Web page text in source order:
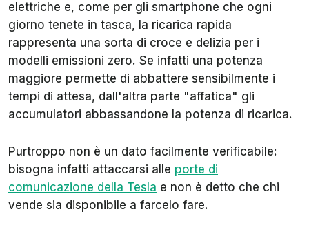
elettriche e, come per gli smartphone che ogni
giorno tenete in tasca, la ricarica rapida
rappresenta una sorta di croce e delizia per i
modelli emissioni zero. Se infatti una potenza
maggiore permette di abbattere sensibilmente i
tempi di attesa, dall'altra parte "affatica" gli
accumulatori abbassandone la potenza di ricarica.
Purtroppo non è un dato facilmente verificabile:
bisogna infatti attaccarsi alle porte di
comunicazione della Tesla e non è detto che chi
vende sia disponibile a farcelo fare.